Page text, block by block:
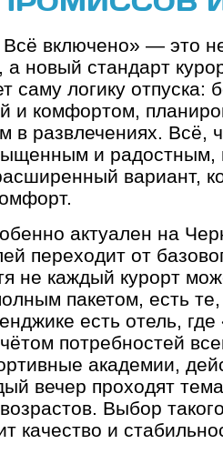
включено» — это
а новый стандарт
саму логику отпуска:
и комфортом,
в развлечениях. Всё,
и радостным,
вариант,
актуален на
переходит от
не каждый курорт
пакетом, есть
есть отель,
потребностей
академии,
вечер проходят
Выбор
качество и